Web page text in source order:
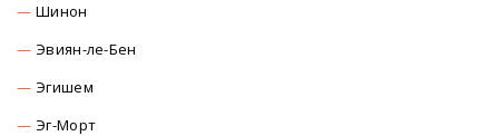
Шинон
Эвиян-ле-Бен
Эгишем
Эг-Морт